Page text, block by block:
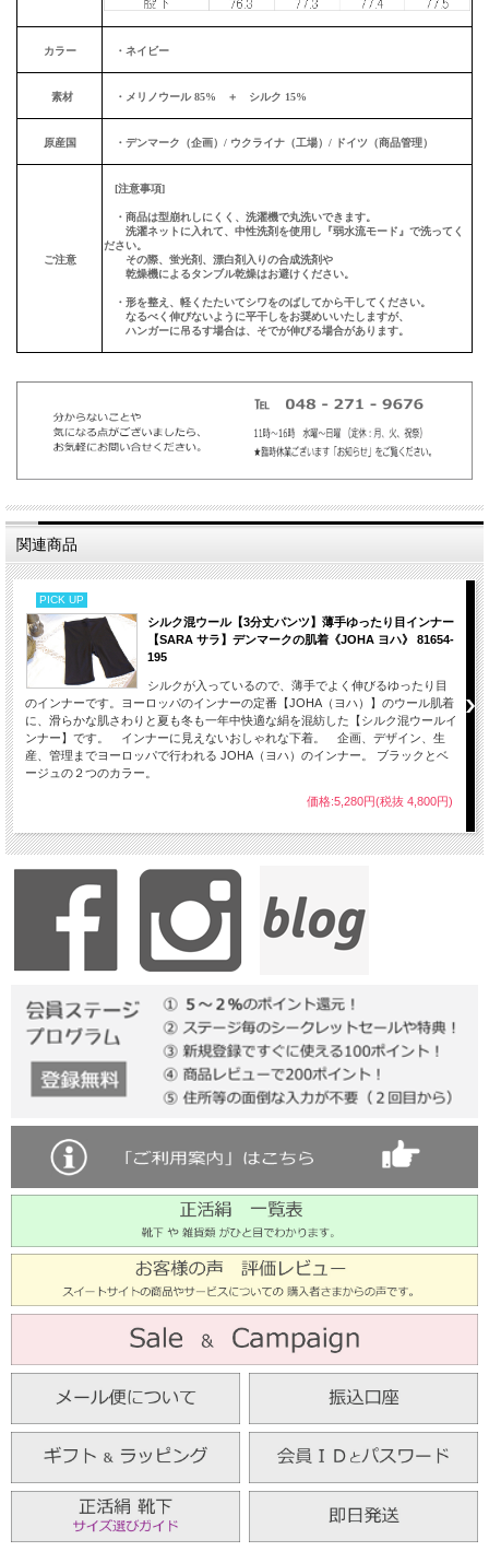
カラー ・ネイビー
素材 ・メリノウール 85% ＋ シルク 15%
原産国 ・デンマーク（企画）/ ウクライナ（工場）/ ドイツ（商品管理）
ご注意
[注意事項]
・商品は型崩れしにくく、洗濯機で丸洗いできます。
洗濯ネットに入れて、中性洗剤を使用し『弱水流モード』で洗ってく
ださい。
その際、蛍光剤、漂白剤入りの合成洗剤や
乾燥機によるタンブル乾燥はお避けください。
・形を整え、軽くたたいてシワをのばしてから干してください。
なるべく伸びないように平干しをお奨めいいたしますが、
ハンガーに吊るす場合は、そでが伸びる場合があります。
関連商品
PICK UP
シルク混ウール【3分丈パンツ】薄手ゆったり目インナー
【SARA サラ】デンマークの肌着《JOHA ヨハ》 81654-
195
シルクが入っているので、薄手でよく伸びるゆったり目
のインナーです。ヨーロッパのインナーの定番【JOHA（ヨハ）】のウール肌着
に、滑らかな肌さわりと夏も冬も一年中快適な絹を混紡した【シルク混ウールイ
ンナー】です。 インナーに見えないおしゃれな下着。 企画、デザイン、生
産、管理までヨーロッパで行われる JOHA（ヨハ）のインナー。 ブラックとベ
ージュの２つのカラー。
価格:5,280円(税抜 4,800円)